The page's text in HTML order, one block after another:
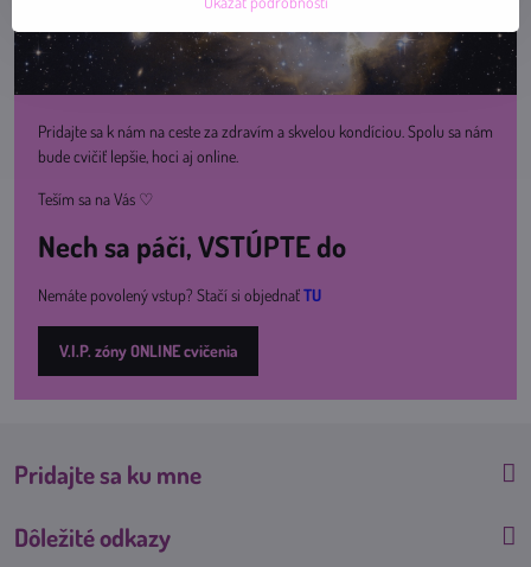
Pridajte sa k nám na ceste za zdravím a skvelou kondíciou. Spolu sa nám
bude cvičiť lepšie, hoci aj online.
Teším sa na Vás ♡
Nech sa páči, VSTÚPTE do
Nemáte povolený vstup? Stačí si objednaťTU
V.I.P. zóny ONLINE cvičenia
Pridajte sa ku mne
Dôležité odkazy